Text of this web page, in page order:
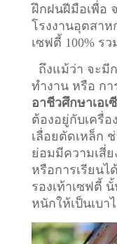
ฝึกฝนฝีมือเพื่อ
โรงงานอุตสา
เซฟตี้ 100% ร
ถึงแม้ว่า จะมี
ทำงาน หรือ กา
อาชีวศึกษาเอเ
ต้องอยู่กับเครื่อ
เลื่อยตัดเหล็ก
ย่อมมีความเสี่
หรือการเรียนไ
รองเท้าเซฟตี้
หนักให้เป็นเบา